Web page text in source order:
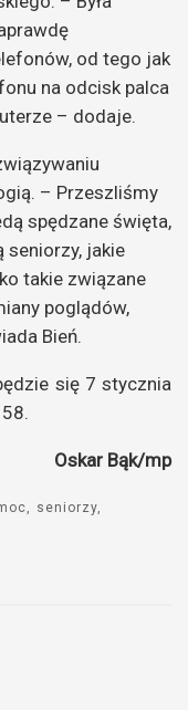
od tego jak
na odcisk palca
– dodaje.
– Przeszliśmy
spędzane święta,
seniorzy, jakie
takie związane
poglądów,
Bień.
się 7 stycznia
Oskar Bąk/mp
seniorzy